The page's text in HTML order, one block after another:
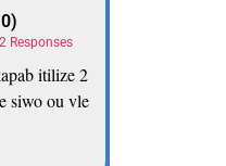
Responses
itilize 2
siwo ou vle